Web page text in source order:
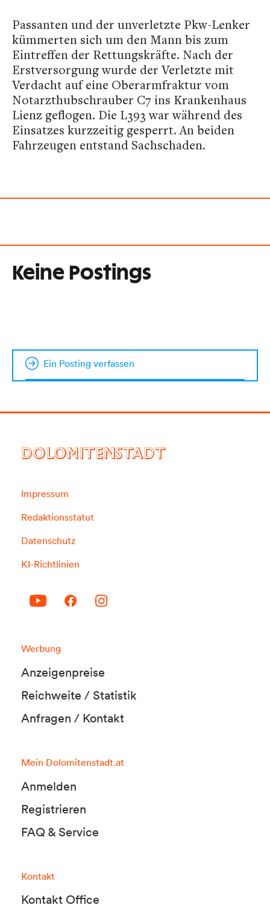
Passanten und der unverletzte Pkw-Lenker
kümmerten sich um den Mann bis zum
Eintreffen der Rettungskräfte. Nach der
Erstversorgung wurde der Verletzte mit
Verdacht auf eine Oberarmfraktur vom
Notarzthubschrauber C7 ins Krankenhaus
Lienz geflogen. Die L393 war während des
Einsatzes kurzzeitig gesperrt. An beiden
Fahrzeugen entstand Sachschaden.
Keine Postings
Ein Posting verfassen
DOLOMITENSTADT
Impressum
Redaktionsstatut
Datenschutz
KI-Richtlinien
Werbung
Anzeigenpreise
Reichweite / Statistik
Anfragen / Kontakt
Mein Dolomitenstadt.at
Anmelden
Registrieren
FAQ & Service
Kontakt
Kontakt Office